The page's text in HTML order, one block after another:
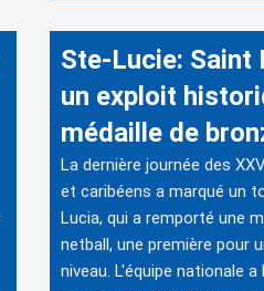
Ste-Lucie: Saint
un exploit
médaille de
La dernière journée des
et caribéens a marqué un
Lucia, qui a remporté une
netball, une première pour
niveau. L'équipe nationale